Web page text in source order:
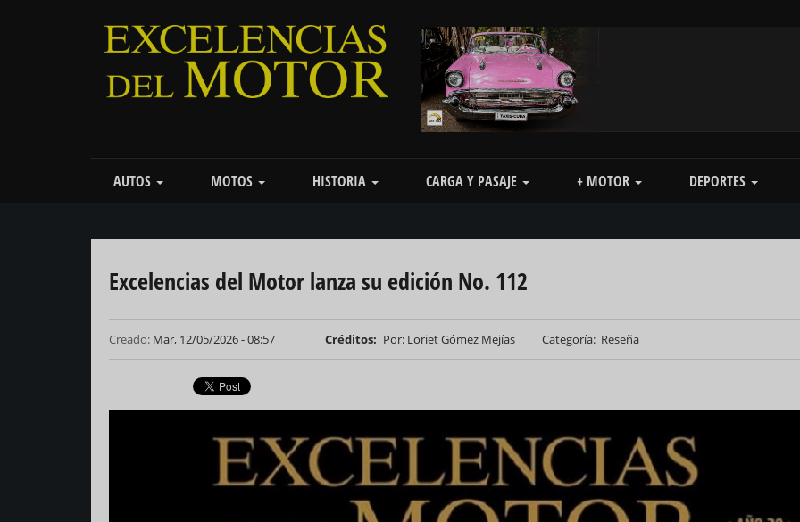
Main
navigation
AUTOS MOTOS HISTORIA CARGA Y PASAJE + MOTOR DEPORTES
Excelencias del Motor lanza su edición No. 112
Creado: Mar, 12/05/2026 - 08:57 Créditos Por: Loriet Gómez Mejías Categoría Reseña